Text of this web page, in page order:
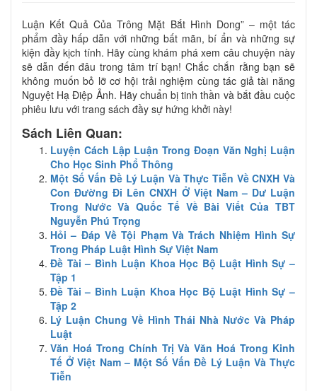
Luận Kết Quả Của Trông Mặt Bắt Hình Dong” – một tác
phẩm đầy hấp dẫn với những bất mãn, bí ẩn và những sự
kiện đầy kịch tính. Hãy cùng khám phá xem câu chuyện này
sẽ dẫn đến đâu trong tâm trí bạn! Chắc chắn rằng bạn sẽ
không muốn bỏ lỡ cơ hội trải nghiệm cùng tác giả tài năng
Nguyệt Hạ Điệp Ảnh. Hãy chuẩn bị tinh thần và bắt đầu cuộc
phiêu lưu với trang sách đầy sự hứng khởi này!
Sách Liên Quan:
Luyện Cách Lập Luận Trong Đoạn Văn Nghị Luận
Cho Học Sinh Phổ Thông
Một Số Vấn Đề Lý Luận Và Thực Tiễn Về CNXH Và
Con Đường Đi Lên CNXH Ở Việt Nam – Dư Luận
Trong Nước Và Quốc Tế Về Bài Viết Của TBT
Nguyễn Phú Trọng
Hỏi – Đáp Về Tội Phạm Và Trách Nhiệm Hình Sự
Trong Pháp Luật Hình Sự Việt Nam
Đề Tài – Bình Luận Khoa Học Bộ Luật Hình Sự –
Tập 1
Đề Tài – Bình Luận Khoa Học Bộ Luật Hình Sự –
Tập 2
Lý Luận Chung Về Hình Thái Nhà Nước Và Pháp
Luật
Văn Hoá Trong Chính Trị Và Văn Hoá Trong Kinh
Tế Ở Việt Nam – Một Số Vấn Đề Lý Luận Và Thực
Tiễn